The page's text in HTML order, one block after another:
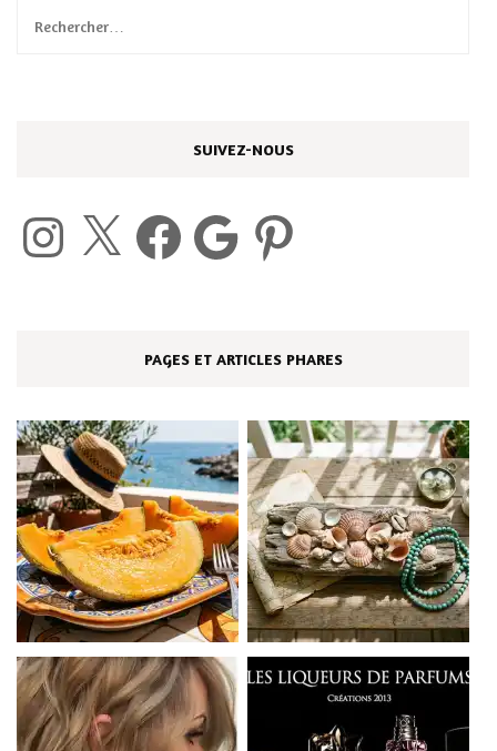
Rechercher :
SUIVEZ-NOUS
Instagram Facebook Google Pinterest
PAGES ET ARTICLES PHARES